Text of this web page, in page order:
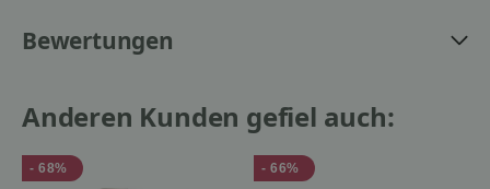
Bewertungen
Anderen Kunden gefiel auch:
- 68% - 66%